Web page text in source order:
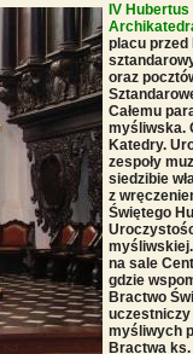
IV
placu przed
oraz
Całemu
myśliwska.
Katedry.
zespoły
siedzibie
z
Świętego
na sale
gdzie
Bractwo
uczestniczy
myśliwych
Bractwa